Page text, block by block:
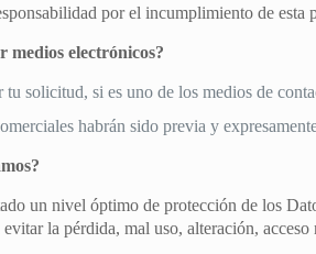
por el incumplimiento de esta
medios electrónicos?
tu solicitud, si es uno de los medios de
habrán sido previa y
un nivel óptimo de protección de los
la pérdida, mal uso, alteración,